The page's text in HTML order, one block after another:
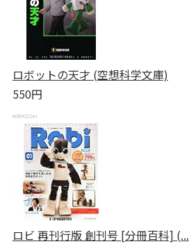
ロボットの天才 (空想科学文庫)
550円
ロビ 再刊行版 創刊号 [分冊百科] (...